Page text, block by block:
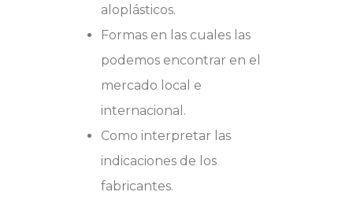
aloplásticos.
Formas en las cuales las
podemos encontrar en el
mercado local e
internacional.
Como interpretar las
indicaciones de los
fabricantes.